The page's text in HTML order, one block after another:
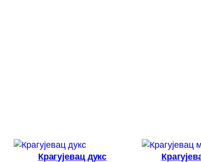
Крагујевац дукс